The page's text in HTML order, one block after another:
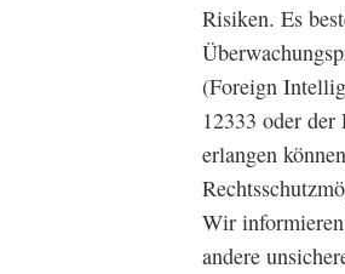
Risiken. Es
(Foreign
12333 oder
erlangen
Wir
andere